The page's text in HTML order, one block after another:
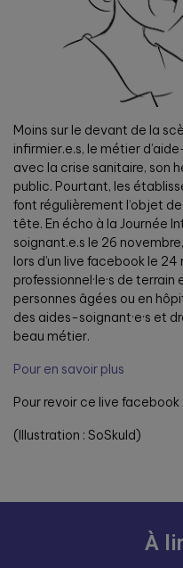
Moins sur le devant de la
infirmier.e.s, le métier
avec la crise sanitaire, son
public. Pourtant, les
font régulièrement l’objet
tête. En écho à la Journée
soignant.e.s le 26
lors d’un live facebook le
professionnel·le·s de terrain
personnes âgées ou en
des aides-soignant·e·s et
beau métier.
Pour en savoir plus
Pour revoir ce live facebook :
(Illustration : SoSkuld)
À